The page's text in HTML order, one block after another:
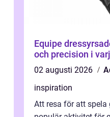
Equipe dressyrsadel funktion,
och precision i
02 augusti 2026
inspiration
Att resa för att spela